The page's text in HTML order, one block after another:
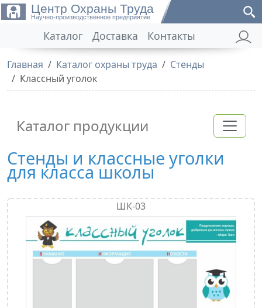
Центр Охраны Труда
Научно-производственное предприятие
Каталог Доставка Контакты
Главная Каталог охраны труда
Стенды
Классный уголок
Каталог продукции
Стенды и классные уголки
для класса школы
ШК-03